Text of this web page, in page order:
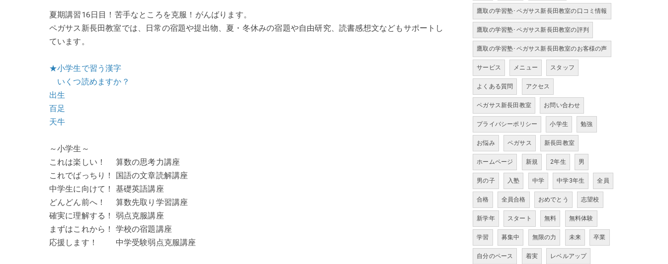
夏期講習16日目！苦手なところを克服！がんばります。
ペガサス新長田教室では、日常の宿題や提出物、夏・冬休みの宿題や自由研究、読書感想文などもサポートし
ています。
★小学生で習う漢字
いくつ読めますか？
出生
百足
天牛
～小学生～
これは楽しい！ 算数の思考力講座
これでばっちり！ 国語の文章読解講座
中学生に向けて！ 基礎英語講座
どんどん前へ！ 算数先取り学習講座
確実に理解する！ 弱点克服講座
まずはこれから！ 学校の宿題講座
応援します！ 中学受験弱点克服講座
鷹取の学習塾･ペガサス新長田教室の口コミ情報
鷹取の学習塾･ペガサス新長田教室の評判
鷹取の学習塾･ペガサス新長田教室のお客様の声
サービス メニュー スタッフ
よくある質問 アクセス
ペガサス新長田教室 お問い合わせ
プライバシーポリシー 小学生 勉強
お悩み ペガサス 新長田教室
ホームページ 新規 2年生 男
男の子 入塾 中学 中学3年生 全員
合格 全員合格 おめでとう 志望校
新学年 スタート 無料 無料体験
学習 募集中 無限の力 未来 卒業
自分のペース 着実 レベルアップ